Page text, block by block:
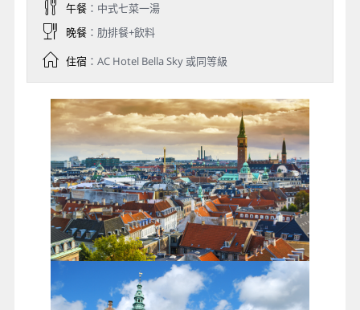
午餐：中式七菜一湯
晚餐：肋排餐+飲料
住宿：AC Hotel Bella Sky 或同等級